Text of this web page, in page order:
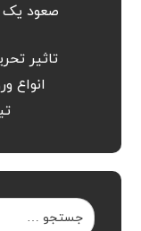
صعود یک
تاثیر
انواع